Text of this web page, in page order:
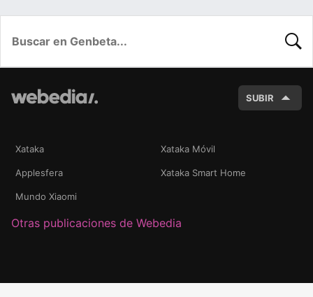
SUBIR
Xataka Xataka Móvil
Applesfera Xataka Smart Home
Mundo Xiaomi
Otras publicaciones de Webedia